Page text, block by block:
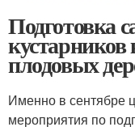
Подготовка
кустарников
плодовых
Именно в сентябре
мероприятия по